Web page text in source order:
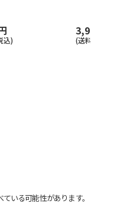
込)
3,950円
(送料・税込)
いる可能性があります。